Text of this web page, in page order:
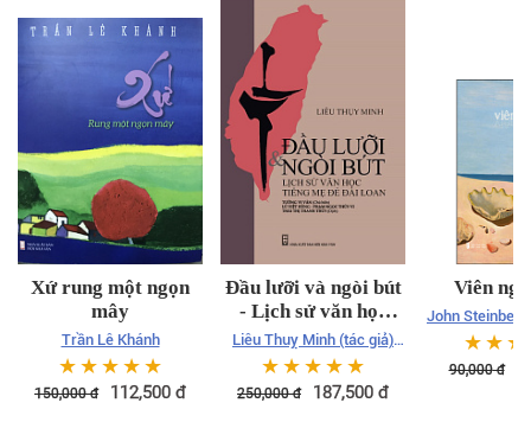
Xứ rung một ngọn
mây
Trần Lê Khánh
☆☆☆☆☆
150,000đ 112,500 đ
Đầu lưỡi và ngòi bút
- Lịch sử văn học
tiếng mẹ đẻ Đài Loan
Liêu Thuỵ Minh (tác giả)
Tưởng Vi Văn (chủ biên
☆☆☆☆☆
250,000đ 187,500 đ
Viên
John
Hưng
☆☆☆
90,000đ